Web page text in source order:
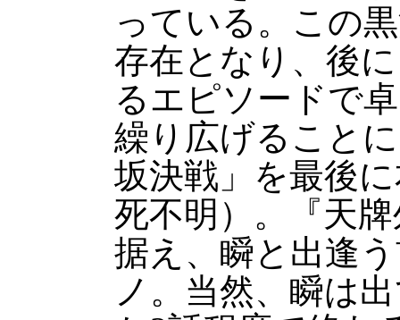
っている。この
存在となり、後
るエピソードで
繰り広げること
坂決戦」を最後
死不明）。『天
据え、瞬と出逢
ノ。当然、瞬は